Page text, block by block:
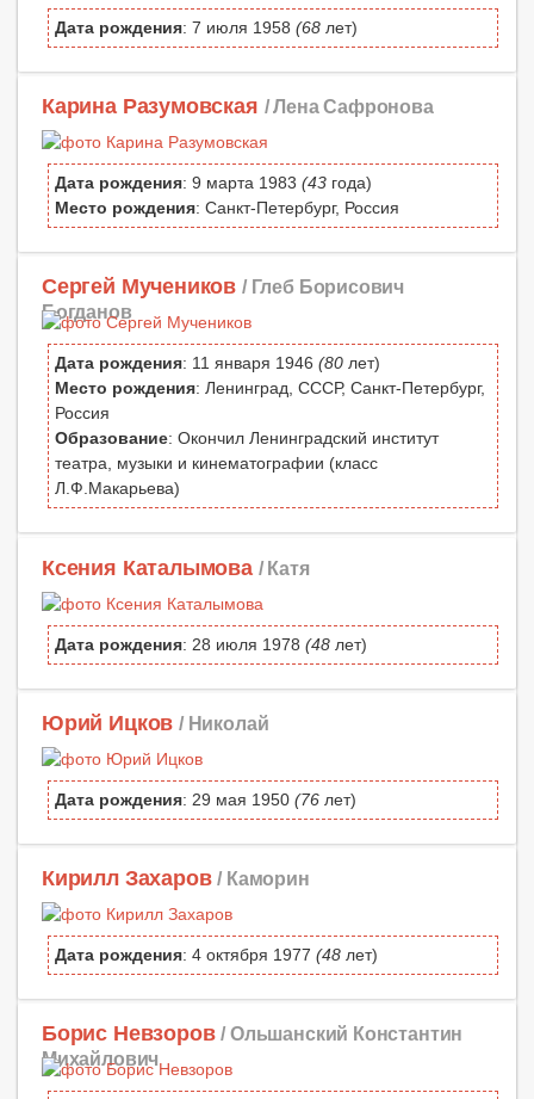
Дата рождения: 7 июля 1958 (68 лет)
Карина Разумовская / Лена Сафронова
Дата рождения: 9 марта 1983 (43 года)
Место рождения: Санкт-Петербург, Россия
Сергей Мучеников / Глеб Борисович
Богданов
Дата рождения: 11 января 1946 (80 лет)
Место рождения: Ленинград, СССР, Санкт-Петербург,
Россия
Образование: Окончил Ленинградский институт
театра, музыки и кинематографии (класс
Л.Ф.Макарьева)
Ксения Каталымова / Катя
Дата рождения: 28 июля 1978 (48 лет)
Юрий Ицков / Николай
Дата рождения: 29 мая 1950 (76 лет)
Кирилл Захаров / Каморин
Дата рождения: 4 октября 1977 (48 лет)
Борис Невзоров / Ольшанский Константин
Михайлович